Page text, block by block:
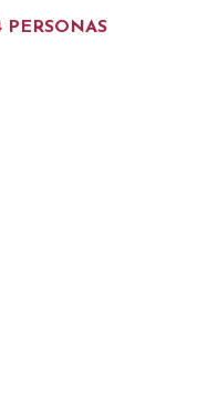
PERSONAS